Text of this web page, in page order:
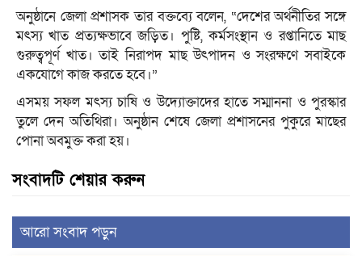
অনুষ্ঠানে জেলা প্রশাসক তার বক্তব্যে বলেন, “দেশের অর্থনীতির সঙ্গে
মৎস্য খাত প্রত্যক্ষভাবে জড়িত। পুষ্টি, কর্মসংস্থান ও রপ্তানিতে মাছ
গুরুত্বপূর্ণ খাত। তাই নিরাপদ মাছ উৎপাদন ও সংরক্ষণে সবাইকে
একযোগে কাজ করতে হবে।”
এসময় সফল মৎস্য চাষি ও উদ্যোক্তাদের হাতে সম্মাননা ও পুরস্কার
তুলে দেন অতিথিরা। অনুষ্ঠান শেষে জেলা প্রশাসনের পুকুরে মাছের
পোনা অবমুক্ত করা হয়।
সংবাদটি শেয়ার করুন
আরো সংবাদ পড়ুন